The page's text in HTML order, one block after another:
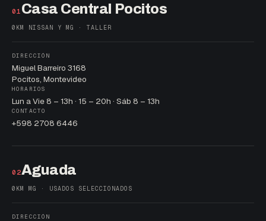
01 Casa Central Pocitos
0KM NISSAN Y MG · TALLER
DIRECCIÓN
Miguel Barreiro 3168
Pocitos, Montevideo
HORARIOS
Lun a Vie 8 – 13h · 15 – 20h · Sáb 8 – 13h
CONTACTO
+598 2708 6446
02Aguada
0KM MG · USADOS SELECCIONADOS
DIRECCIÓN